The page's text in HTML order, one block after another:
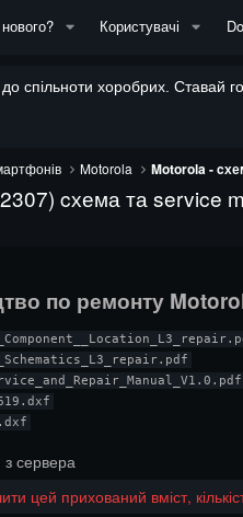
Користувачі
спільноти хоробрих. Ставай
Motorola Motorola -
cхема та service
по ремонту
сервера
цей прихований вміст,